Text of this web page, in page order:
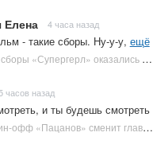
Елена 4 часа назад
- такие сборы. Ну-у-у, ещё
Итоговые сборы «Супергерл» оказались худшими для DC за два десятилетия | Plugged In Ru
часов назад
и ты будешь смотреть
Новый спин-офф «Пацанов» сменит главного героя | Plugged In Ru